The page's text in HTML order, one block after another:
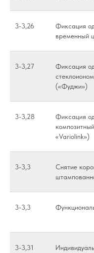
3-3,26
Фиксация
временный
3-3,27
Фиксация
(«Фуджи»)
3-3,28
Фиксация
«Variolink»)
3-3,3
Снятие
3-3,3
3-3,31